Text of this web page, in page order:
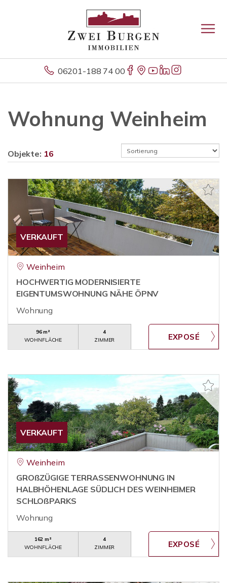
06201-188 74 00
Wohnung Weinheim
Objekte: 16
VERKAUFT
Weinheim
HOCHWERTIG MODERNISIERTE
EIGENTUMSWOHNUNG NÄHE ÖPNV
Wohnung
96 m²
WOHNFLÄCHE
4
ZIMMER
VERKAUFT
Weinheim
GROßZÜGIGE TERRASSENWOHNUNG IN
HALBHÖHENLAGE SÜDLICH DES WEINHEIMER
SCHLOßPARKS
Wohnung
162 m²
WOHNFLÄCHE
4
ZIMMER